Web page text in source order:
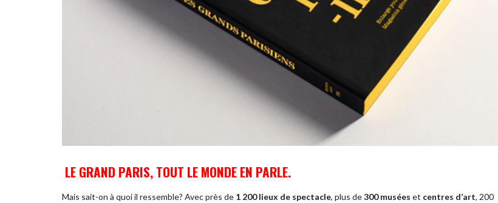
LE GRAND PARIS, TOUT LE MONDE EN PARLE.
Mais sait-on à quoi il ressemble? Avec près de 1 200 lieux de spectacle, plus de300 musées et centres d’art, 200